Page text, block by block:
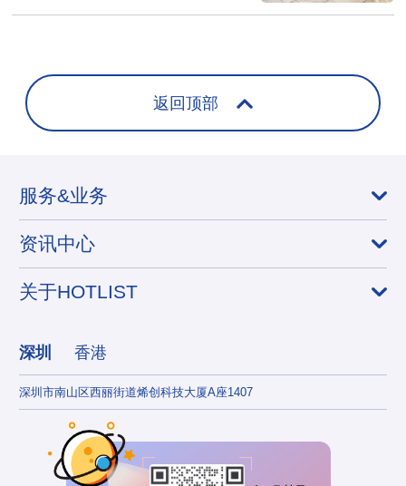
返回顶部
服务&业务
资讯中心
关于HOTLIST
深圳 香港
深圳市南山区西丽街道烯创科技大厦A座1407